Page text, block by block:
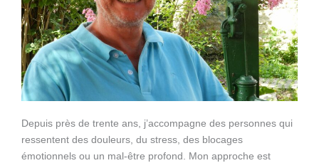
Depuis près de trente ans, j’accompagne des personnes qui
ressentent des douleurs, du stress, des blocages
émotionnels ou un mal-être profond. Mon approche est